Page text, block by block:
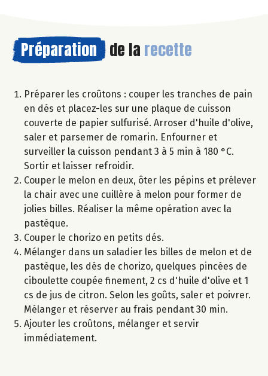
Préparation de la recette
Préparer les croûtons : couper les tranches de pain
en dés et placez-les sur une plaque de cuisson
couverte de papier sulfurisé. Arroser d'huile d'olive,
saler et parsemer de romarin. Enfourner et
surveiller la cuisson pendant 3 à 5 min à 180 °C.
Sortir et laisser refroidir.
Couper le melon en deux, ôter les pépins et prélever
la chair avec une cuillère à melon pour former de
jolies billes. Réaliser la même opération avec la
pastèque.
Couper le chorizo en petits dés.
Mélanger dans un saladier les billes de melon et de
pastèque, les dés de chorizo, quelques pincées de
ciboulette coupée finement, 2 cs d'huile d'olive et 1
cs de jus de citron. Selon les goûts, saler et poivrer.
Mélanger et réserver au frais pendant 30 min.
Ajouter les croûtons, mélanger et servir
immédiatement.